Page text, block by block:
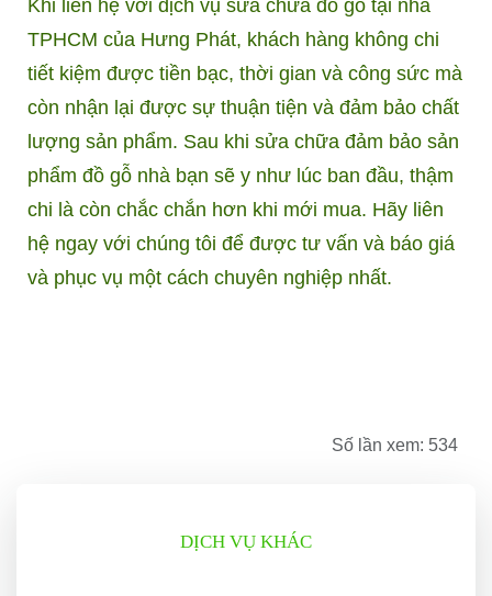
Khi liên hệ với dịch vụ sửa chữa đồ gỗ tại nhà
TPHCM của Hưng Phát, khách hàng không chi
tiết kiệm được tiền bạc, thời gian và công sức mà
còn nhận lại được sự thuận tiện và đảm bảo chất
lượng sản phẩm. Sau khi sửa chữa đảm bảo sản
phẩm đồ gỗ nhà bạn sẽ y như lúc ban đầu, thậm
chi là còn chắc chắn hơn khi mới mua. Hãy liên
hệ ngay với chúng tôi để được tư vấn và báo giá
và phục vụ một cách chuyên nghiệp nhất.
Số lần xem: 534
DỊCH VỤ KHÁC